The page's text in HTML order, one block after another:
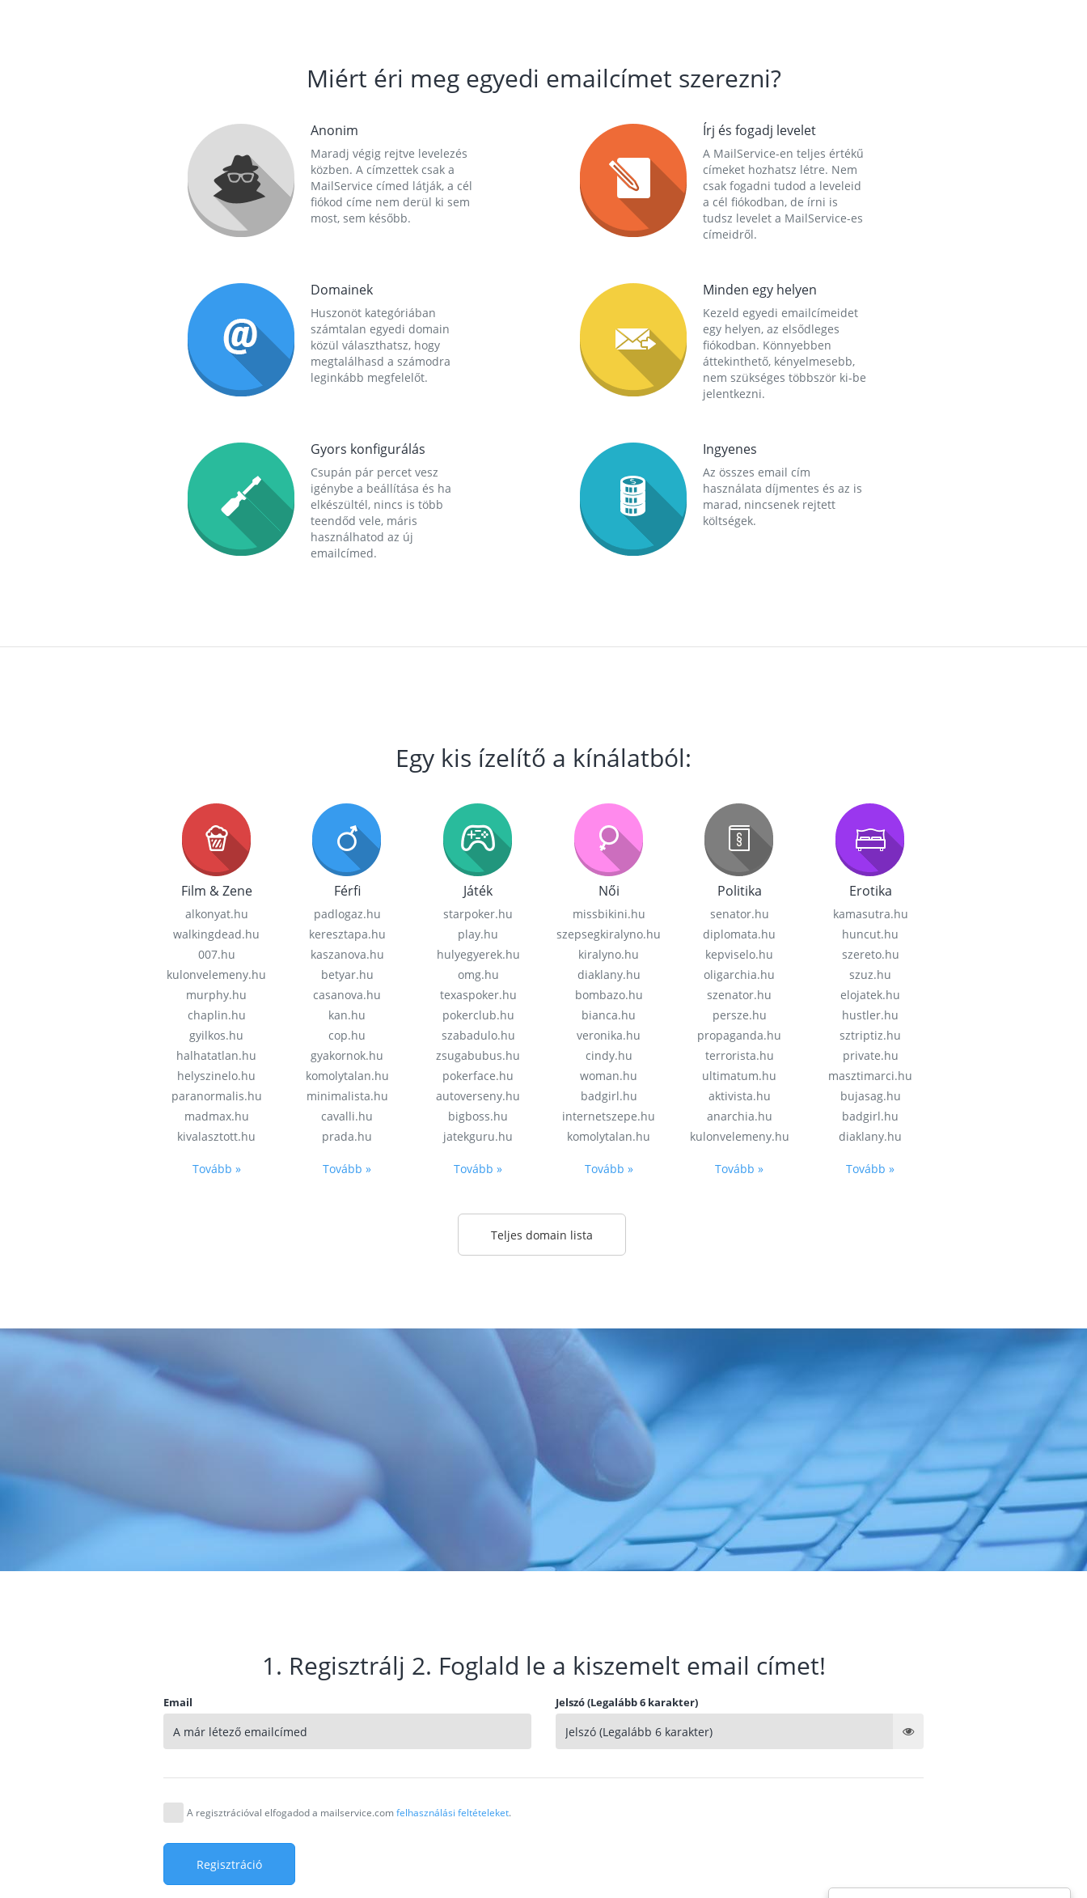
Miért éri meg egyedi emailcímet szerezni?
Anonim
Maradj végig rejtve levelezés
közben. A címzettek csak a
MailService címed látják, a cél
fiókod címe nem derül ki sem
most, sem később.
Írj és fogadj levelet
A MailService-en teljes értékű
címeket hozhatsz létre. Nem
csak fogadni tudod a leveleid
a cél fiókodban, de írni is
tudsz levelet a MailService-es
címeidről.
Domainek
Huszonöt kategóriában
számtalan egyedi domain
közül választhatsz, hogy
megtalálhasd a számodra
leginkább megfelelőt.
Minden egy helyen
Kezeld egyedi emailcímeidet
egy helyen, az elsődleges
fiókodban. Könnyebben
áttekinthető, kényelmesebb,
nem szükséges többször ki-be
jelentkezni.
Gyors konfigurálás
Csupán pár percet vesz
igénybe a beállítása és ha
elkészültél, nincs is több
teendőd vele, máris
használhatod az új
emailcímed.
Ingyenes
Az összes email cím
használata díjmentes és az is
marad, nincsenek rejtett
költségek.
Egy kis ízelítő a kínálatból:
Film & Zene
alkonyat.hu
walkingdead.hu
007.hu
kulonvelemeny.hu
murphy.hu
chaplin.hu
gyilkos.hu
halhatatlan.hu
helyszinelo.hu
paranormalis.hu
madmax.hu
kivalasztott.hu
Tovább »
Férfi
padlogaz.hu
keresztapa.hu
kaszanova.hu
betyar.hu
casanova.hu
kan.hu
cop.hu
gyakornok.hu
komolytalan.hu
minimalista.hu
cavalli.hu
prada.hu
Tovább »
Játék
starpoker.hu
play.hu
hulyegyerek.hu
omg.hu
texaspoker.hu
pokerclub.hu
szabadulo.hu
zsugabubus.hu
pokerface.hu
autoverseny.hu
bigboss.hu
jatekguru.hu
Tovább »
Női
missbikini.hu
szepsegkiralyno.hu
kiralyno.hu
diaklany.hu
bombazo.hu
bianca.hu
veronika.hu
cindy.hu
woman.hu
badgirl.hu
internetszepe.hu
komolytalan.hu
Tovább »
Politika
senator.hu
diplomata.hu
kepviselo.hu
oligarchia.hu
szenator.hu
persze.hu
propaganda.hu
terrorista.hu
ultimatum.hu
aktivista.hu
anarchia.hu
kulonvelemeny.hu
Tovább »
Erotika
kamasutra.hu
huncut.hu
szereto.hu
szuz.hu
elojatek.hu
hustler.hu
sztriptiz.hu
private.hu
masztimarci.hu
bujasag.hu
badgirl.hu
diaklany.hu
Tovább »
Teljes domain lista
1. Regisztrálj 2. Foglald le a kiszemelt email címet!
Email Jelszó (Legalább 6 karakter)
A regisztrációval elfogadod a mailservice.comfelhasználási feltételeket.
Regisztráció